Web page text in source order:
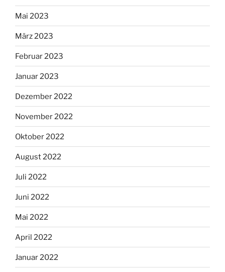
Mai 2023
März 2023
Februar 2023
Januar 2023
Dezember 2022
November 2022
Oktober 2022
August 2022
Juli 2022
Juni 2022
Mai 2022
April 2022
Januar 2022